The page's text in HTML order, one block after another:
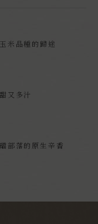
米品種的歸途
又多汁
部落的原生辛香